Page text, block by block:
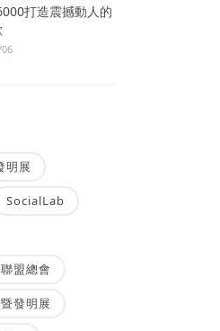
打造震撼動人的
明展
SocialLab
盟總會
發明展